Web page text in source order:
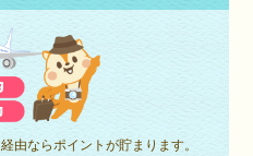
由ならポイントが貯まります。